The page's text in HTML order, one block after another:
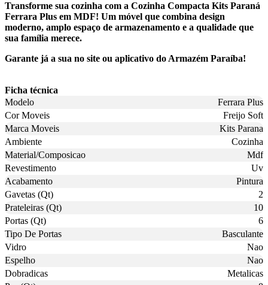
Transforme sua cozinha com a Cozinha Compacta Kits Paraná
Ferrara Plus em MDF! Um móvel que combina design
moderno, amplo espaço de armazenamento e a qualidade que
sua família merece.
Garante já a sua no site ou aplicativo do Armazém Paraíba!
Ficha técnica
Modelo
Ferrara Plus
Cor Moveis
Freijo Soft
Marca Moveis
Kits Parana
Ambiente
Cozinha
Material/Composicao
Mdf
Revestimento
Uv
Acabamento
Pintura
Gavetas (Qt)
2
Prateleiras (Qt)
10
Portas (Qt)
6
Tipo De Portas
Basculante
Vidro
Nao
Espelho
Nao
Dobradicas
Metalicas